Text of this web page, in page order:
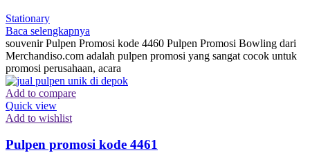
Stationary
Baca selengkapnya
souvenir Pulpen Promosi kode 4460 Pulpen Promosi Bowling dari
Merchandiso.com adalah pulpen promosi yang sangat cocok untuk
promosi perusahaan, acara
Add to compare
Quick view
Add to wishlist
Pulpen promosi kode 4461